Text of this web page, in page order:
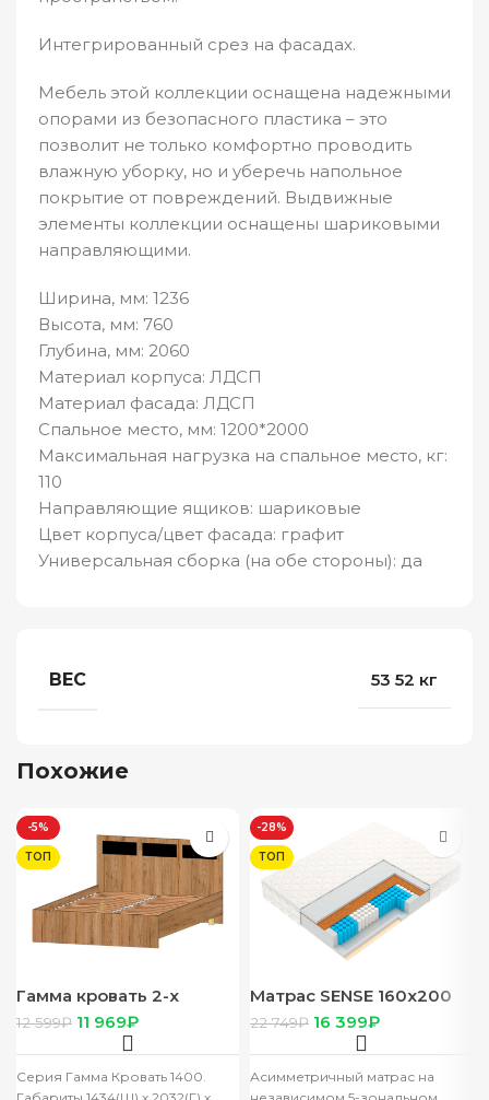
Интегрированный срез на фасадах.
Мебель этой коллекции оснащена надежными
опорами из безопасного пластика – это
позволит не только комфортно проводить
влажную уборку, но и уберечь напольное
покрытие от повреждений. Выдвижные
элементы коллекции оснащены шариковыми
направляющими.
Ширина, мм: 1236
Высота, мм: 760
Глубина, мм: 2060
Материал корпуса: ЛДСП
Материал фасада: ЛДСП
Спальное место, мм: 1200*2000
Максимальная нагрузка на спальное место, кг:
110
Направляющие ящиков: шариковые
Цвет корпуса/цвет фасада: графит
Универсальная сборка (на обе стороны): да
ВЕС 53 52 кг
Похожие
-5%
ТОП
Гамма кровать 2-х
спальная 1400 дуб
крафт/ дуб вотан
12 599₽ 11 969₽
Серия Гамма Кровать 1400.
-28%
ТОП
Матрас SENSE 160х200
22 749₽ 16 399₽
Асимметричный матрас на